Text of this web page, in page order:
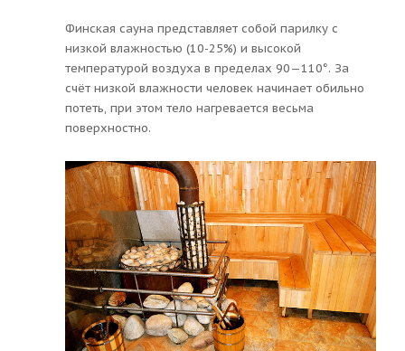
Финская сауна представляет собой парилку с
низкой влажностью (10-25%) и высокой
температурой воздуха в пределах 90—110°. За
счёт низкой влажности человек начинает обильно
потеть, при этом тело нагревается весьма
поверхностно.